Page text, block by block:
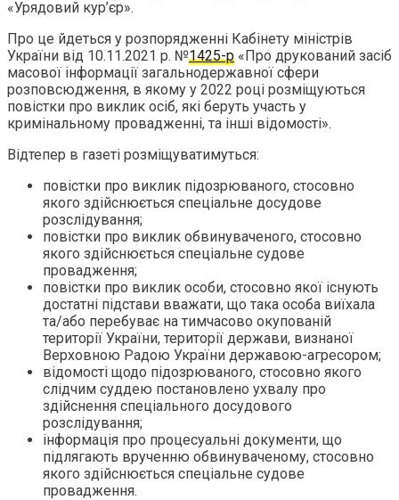
«Урядовий кур’єр».
Про це йдеться у розпорядженні Кабінету міністрів
України від 10.11.2021 р. №1425-р «Про друкований засіб
масової інформації загальнодержавної сфери
розповсюдження, в якому у 2022 році розміщуються
повістки про виклик осіб, які беруть участь у
кримінальному провадженні, та інші відомості».
Відтепер в газеті розміщуватимуться:
повістки про виклик підозрюваного, стосовно
якого здійснюється спеціальне досудове
розслідування;
повістки про виклик обвинуваченого, стосовно
якого здійснюється спеціальне судове
провадження;
повістки про виклик особи, стосовно якої існують
достатні підстави вважати, що така особа виїхала
та/або перебуває на тимчасово окупованій
території України, території держави, визнаної
Верховною Радою України державою-агресором;
відомості щодо підозрюваного, стосовно якого
слідчим суддею постановлено ухвалу про
здійснення спеціального досудового
розслідування;
інформація про процесуальні документи, що
підлягають врученню обвинуваченому, стосовно
якого здійснюється спеціальне судове
провадження.